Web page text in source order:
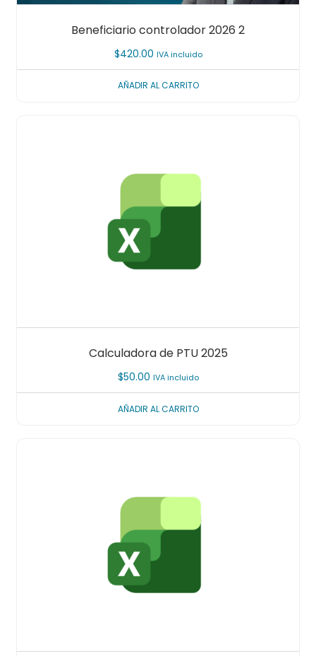
Beneficiario controlador 2026 2
$420.00 IVA incluido
AÑADIR AL CARRITO
Calculadora de PTU 2025
$50.00 IVA incluido
AÑADIR AL CARRITO